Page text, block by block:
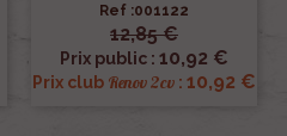
Ref :001122
12,85 €
Prix public : 10,92 €
Prix club Renov 2cv : 10,92 €